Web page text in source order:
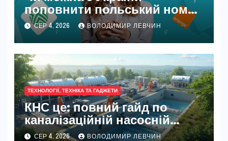
поповнити польський номер
у 2026 році
СЕР 4, 2026 ВОЛОДИМИР ЛЕВЧИН
ТЕХНОЛОГІЇ, ТЕХНІКА ТА ГАДЖЕТИ
КНС це: повний гайд по
каналізаційній насосній
станції
СЕР 4, 2026 ВОЛОДИМИР ЛЕВЧИН